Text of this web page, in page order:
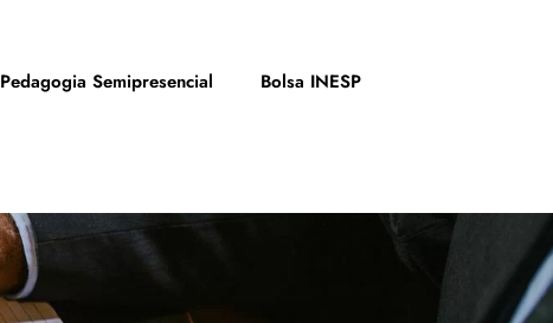
Pedagogia Semipresencial Bolsa INESP